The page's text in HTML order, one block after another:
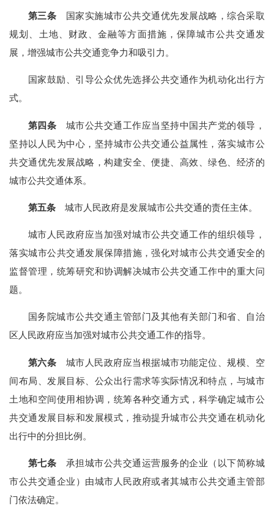
第三条 国家实施城市公共交通优先发展战略，综合采取
规划、土地、财政、金融等方面措施，保障城市公共交通发
展，增强城市公共交通竞争力和吸引力。
国家鼓励、引导公众优先选择公共交通作为机动化出行方
式。
第四条 城市公共交通工作应当坚持中国共产党的领导，
坚持以人民为中心，坚持城市公共交通公益属性，落实城市公
共交通优先发展战略，构建安全、便捷、高效、绿色、经济的
城市公共交通体系。
第五条城市人民政府是发展城市公共交通的责任主体。
城市人民政府应当加强对城市公共交通工作的组织领导，
落实城市公共交通发展保障措施，强化对城市公共交通安全的
监督管理，统筹研究和协调解决城市公共交通工作中的重大问
题。
国务院城市公共交通主管部门及其他有关部门和省、自治
区人民政府应当加强对城市公共交通工作的指导。
第六条 城市人民政府应当根据城市功能定位、规模、空
间布局、发展目标、公众出行需求等实际情况和特点，与城市
土地和空间使用相协调，统筹各种交通方式，科学确定城市公
共交通发展目标和发展模式，推动提升城市公共交通在机动化
出行中的分担比例。
第七条 承担城市公共交通运营服务的企业（以下简称城
市公共交通企业）由城市人民政府或者其城市公共交通主管部
门依法确定。